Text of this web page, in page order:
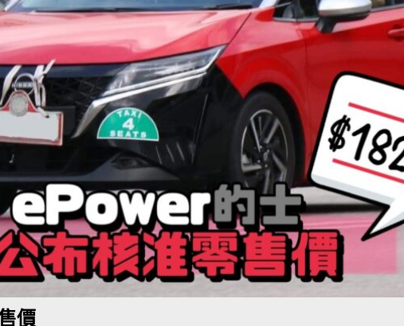
國】政府開放申請投入自動駕駛客運車輛服務業
運輸政策
香港七宗罪之「第四宗罪」Mission Impossible 但 Uber 唔止話之
荔景新出口日日撞，預咗㗎啦 交通評論
價